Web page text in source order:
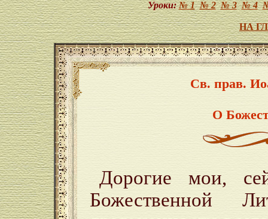
Уроки:№ 1 № 2 № 3 № 4
НА
Св. прав.
О
Дорогие мои,
Божественной